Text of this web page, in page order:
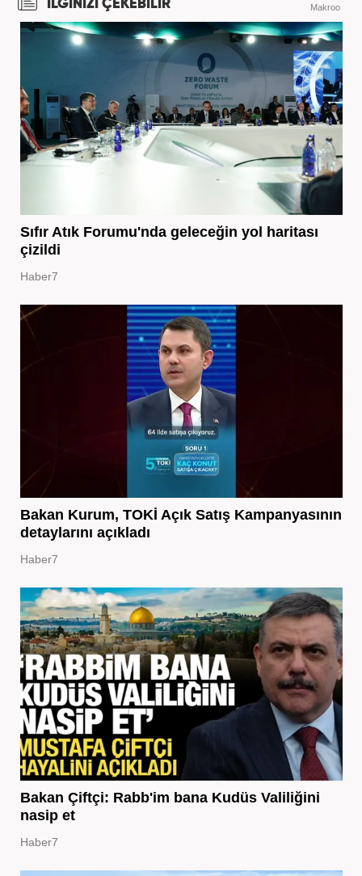
İLGİNİZİ ÇEKEBİLİR Makroo
Sıfır Atık Forumu'nda geleceğin yol haritası
çizildi
Haber7
Bakan Kurum, TOKİ Açık Satış Kampanyasının
detaylarını açıkladı
Haber7
Bakan Çiftçi: Rabb'im bana Kudüs Valiliğini
nasip et
Haber7